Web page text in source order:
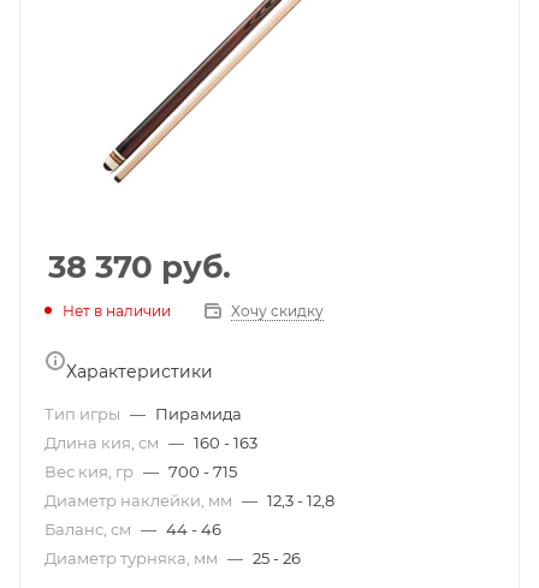
38 370 руб.
Нет в наличии Хочу скидку
Характеристики
Тип игры — Пирамида
Длина кия, см — 160 - 163
Вес кия, гр — 700 - 715
Диаметр наклейки, мм — 12,3 - 12,8
Баланс, см — 44 - 46
Диаметр турняка, мм — 25 - 26